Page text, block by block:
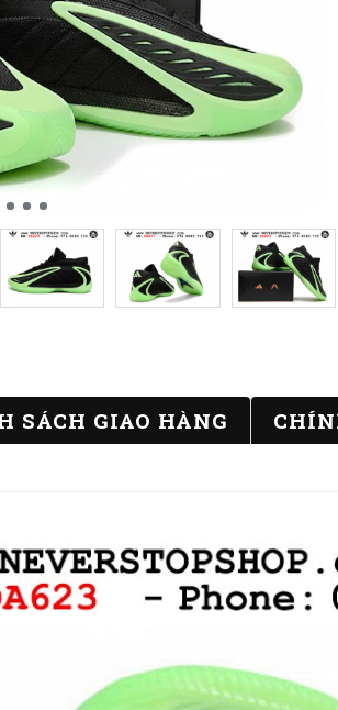
SÁCH GIAO HÀNG